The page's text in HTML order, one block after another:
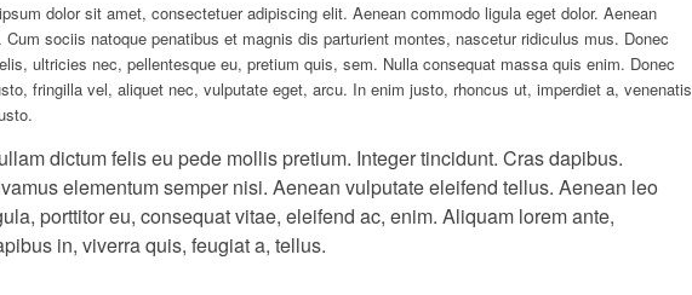
dolor sit amet, consectetuer adipiscing elit. Aenean commodo ligula eget dolor. Aenean
Cum sociis natoque penatibus et magnis dis parturient montes, nascetur ridiculus mus. Donec
ultricies nec, pellentesque eu, pretium quis, sem. Nulla consequat massa quis enim. Donec
fringilla vel, aliquet nec, vulputate eget, arcu. In enim justo, rhoncus ut, imperdiet a, venenatis
dictum felis eu pede mollis pretium. Integer tincidunt. Cras dapibus.
elementum semper nisi. Aenean vulputate eleifend tellus. Aenean leo
porttitor eu, consequat vitae, eleifend ac, enim. Aliquam lorem ante,
in, viverra quis, feugiat a, tellus.